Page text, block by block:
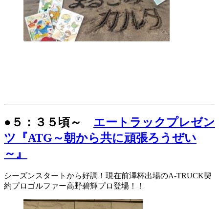
●５：３５頃～ エートラックプレゼン
ツ『ATG～朝から共に頑張ろうぜい
～』
シーズンスタートから好調！現在前澤杯出場のA-TRUCK契
約プロゴルファー高野碧輝プロ登場！！